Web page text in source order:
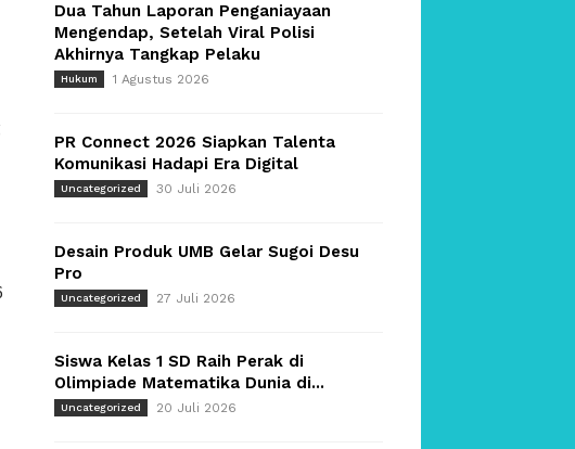
Dua Tahun Laporan Penganiayaan
Mengendap, Setelah Viral Polisi
Akhirnya Tangkap Pelaku
Hukum 1 Agustus 2026
PR Connect 2026 Siapkan Talenta
Komunikasi Hadapi Era Digital
Uncategorized 30 Juli 2026
Desain Produk UMB Gelar Sugoi Desu
Pro
Uncategorized 27 Juli 2026
Siswa Kelas 1 SD Raih Perak di
Olimpiade Matematika Dunia di...
Uncategorized 20 Juli 2026